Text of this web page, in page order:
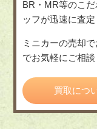
BR・MR等のこ
ッフが迅速に査定
ミニカーの売却で
でお気軽にご相談
買取につ